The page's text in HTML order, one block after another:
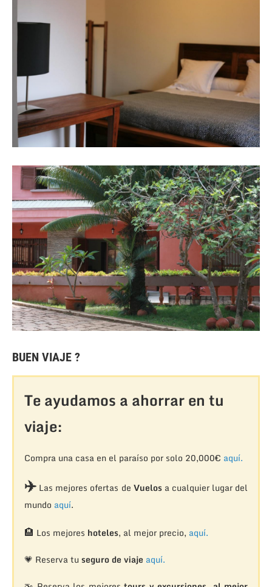
BUEN VIAJE ?
Te ayudamos a ahorrar en tu
viaje:
Compra una casa en el paraíso por solo 20,000€ aquí.
✈️Las mejores ofertas de Vuelosa cualquier lugar del
mundo aquí.
🏨 Los mejores hoteles, al mejor precio, aquí.
💗 Reserva tu seguro de viaje aquí.